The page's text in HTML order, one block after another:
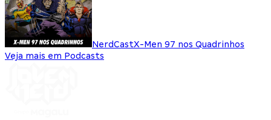
NerdCastX-Men 97 nos Quadrinhos
Veja mais em Podcasts